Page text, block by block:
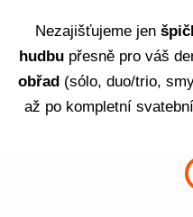
Nezajišťujeme jen
hudbu přesně pro váš
obřad (sólo, duo/trio,
až po kompletní